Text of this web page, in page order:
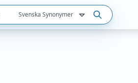
Svenska Synonymer